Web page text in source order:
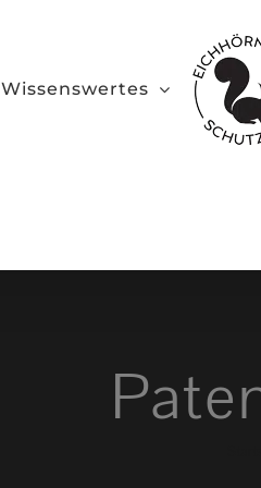
Wissenswertes